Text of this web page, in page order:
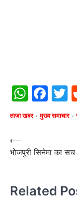
ताजा खबर मुख्य समाचार
Post
navigation
⟵
भोजपुरी सिनेमा का सच
Related